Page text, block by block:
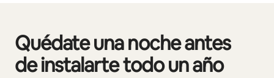
Quédate una noche antes
de instalarte todo un año
Mostrando 0 de 0 elementos